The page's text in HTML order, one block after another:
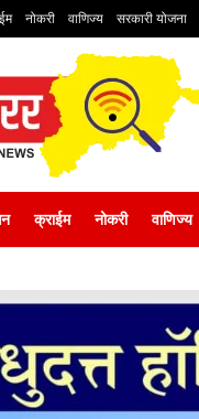
नोकरी वाणिज्य सरकारी योजना
क्राईम नोकरी वाणिज्य